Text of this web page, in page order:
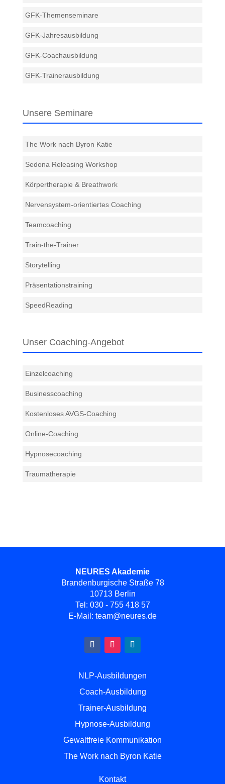
GFK-Themenseminare
GFK-Jahresausbildung
GFK-Coachausbildung
GFK-Trainerausbildung
Unsere Seminare
The Work nach Byron Katie
Sedona Releasing Workshop
Körpertherapie & Breathwork
Nervensystem-orientiertes Coaching
Teamcoaching
Train-the-Trainer
Storytelling
Präsentationstraining
SpeedReading
Unser Coaching-Angebot
Einzelcoaching
Businesscoaching
Kostenloses AVGS-Coaching
Online-Coaching
Hypnosecoaching
Traumatherapie
NEURES Akademie
Brandenburgische Straße 78
10713 Berlin
Tel: 030 - 755 418 57
E-Mail: team@neures.de
NLP-Ausbildungen
Coach-Ausbildung
Trainer-Ausbildung
Hypnose-Ausbildung
Gewaltfreie Kommunikation
The Work nach Byron Katie
Kontakt